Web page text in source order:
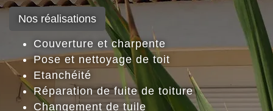
Nos réalisations
Couverture et charpente
Pose et nettoyage de toit
Etanchéité
Réparation de fuite de toiture
Changement de tuile